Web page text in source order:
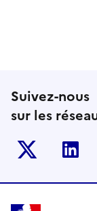
Suivez-nous
sur les
Le